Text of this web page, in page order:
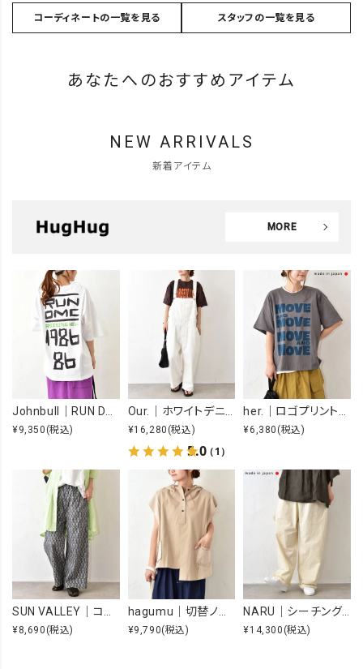
コーディネートの一覧を見る スタッフの一覧を見る
あなたへのおすすめアイテム
NEW ARRIVALS
新着アイテム
MORE
Johnbull｜RUN DMC RAISING HELL Tee [[JT263C39]][C]
¥9,350 (税込)
Our.｜ホワイトデニムオーバーオール [[Our-022-1]][C]
¥16,280 (税込)
5.0（1）
her.｜ロゴプリントTee [[MTAH604-0721]][C]
¥6,380 (税込)
¥8,690 (税込) ¥9,790(税込)
NARU｜シーチングハンドワッシャーノッポパンツ [[643855BE]][C]
¥14,300 (税込)